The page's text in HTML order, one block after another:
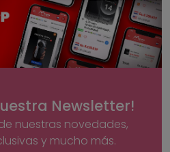
Newsletter!
nuestras novedades,
y mucho más.